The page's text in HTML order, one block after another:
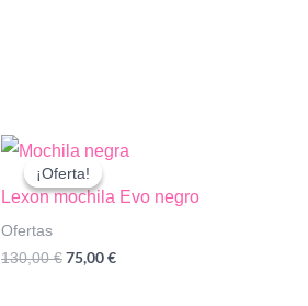
¡Oferta!
¡Oferta!
Lexon mochila Evo negro
Ofertas
130,00€El
75,00€El